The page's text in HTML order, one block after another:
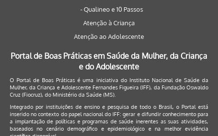
- Qualineo e 10 Passos
Atenção à Criança
Atenção ao Adolescente
Portal de Boas Práticas em Saúde da Mulher, da Criança
e do Adolescente
O Portal de Boas Práticas é uma iniciativa do Instituto Nacional de Saúde da
Mulher, da Criança e Adolescente Fernandes Figueira (IFF), da Fundação Oswaldo
Cruz (Fiocruz), do Ministério da Saúde (MS).
Integrado por instituições de ensino e pesquisa de todo o Brasil, o Portal está
inserido no contexto do papel nacional do IFF: gerar e difundir conhecimento para
a implantação de políticas e programas de saúde inerentes as suas atividades,
baseados no cenário demográfico e epidemiológico e na melhor evidência